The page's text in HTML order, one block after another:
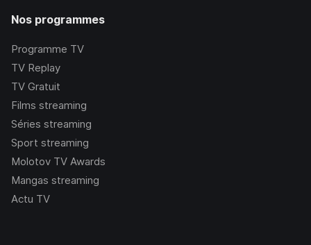
Nos programmes
Programme TV
TV Replay
TV Gratuit
Films streaming
Séries streaming
Sport streaming
Molotov TV Awards
Mangas streaming
Actu TV